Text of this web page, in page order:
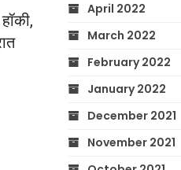
April 2022
March 2022
February 2022
January 2022
December 2021
November 2021